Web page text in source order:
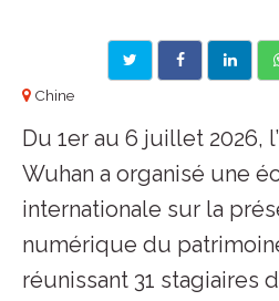
Chine
Du 1er au 6 juillet 2026,
Wuhan a organisé une
internationale sur la
numérique du
réunissant 31 stagiaires